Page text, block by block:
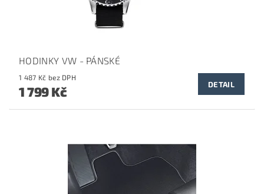
HODINKY VW - PÁNSKÉ
1 487 Kč bez DPH
1 799 Kč DETAIL